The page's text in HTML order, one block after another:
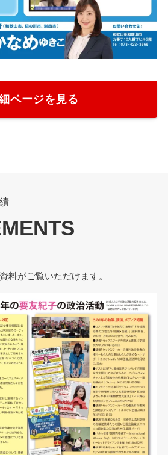
ページを見る
料がご覧いただけます。